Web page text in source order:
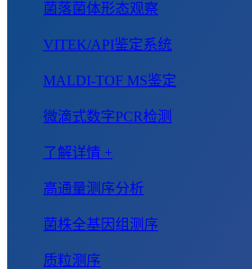
菌落菌体形态观察
VITEK/API鉴定系统
MALDI-TOF MS鉴定
微滴式数字PCR检测
了解详情 +
高通量测序分析
菌株全基因组测序
质粒测序